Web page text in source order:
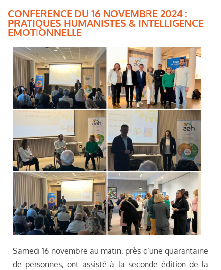
CONFERENCE DU 16 NOVEMBRE 2024 :
PRATIQUES HUMANISTES & INTELLIGENCE
EMOTIONNELLE
Samedi 16 novembre au matin, près d’une quarantaine
de personnes, ont assisté à la seconde édition de la